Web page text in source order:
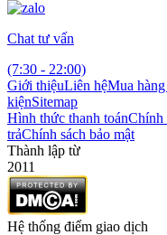
Chat tư vấn
(7:30 - 22:00)
Giới thiệuLiên hệMua
kiệnSitemap
Hình thức thanh toánChính
trảChính sách bảo mật
Thành lập từ
2011
Hệ thống điểm giao dịch